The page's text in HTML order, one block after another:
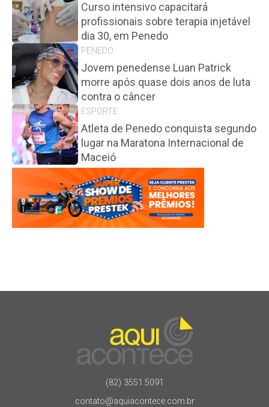
Curso intensivo capacitará
profissionais sobre terapia injetável
dia 30, em Penedo
PENEDO
Jovem penedense Luan Patrick
morre após quase dois anos de luta
contra o câncer
ESPORTE
Atleta de Penedo conquista segundo
lugar na Maratona Internacional de
Maceió
(82) 3551.5091
contato@aquiacontece.com.br